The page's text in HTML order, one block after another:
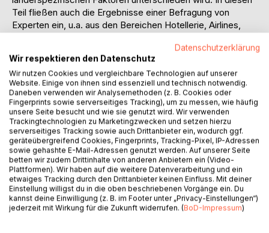
Teil fließen auch die Ergebnisse einer Befragung von
Experten ein, u.a. aus den Bereichen Hotellerie, Airlines,
Organisationen. Bei den länderspezifischen Einflußfaktoren
werden jeweils positive und negative Einflüsse in Bezug
auf die Übernachtungen in Hamburg sowie in Deutschland
angeführt. Eine Übersicht der Vermarktung Hamburgs im
Ausland durch verschiedene Organisationen und
Marketing-Kooperationen zeigt neben bereits bei den
jeweiligen Kapiteln genannten Ansatzpunkten weitere
Möglichkeiten einer besseren Vermarktung Hamburgs.
Inhaltsverzeichnis:Inhaltsverzeichnis:
InhaltsverzeichnisII
TabellenverzeichnisVI
AbbildungsverzeichnisVIII
AbkürzungsverzeichnisIX
Datenschutzerklärung
Wir respektieren den Datenschutz
Wir nutzen Cookies und vergleichbare Technologien auf unserer
Website. Einige von ihnen sind essenziell und technisch notwendig.
Daneben verwenden wir Analysemethoden (z. B. Cookies oder
Fingerprints sowie serverseitiges Tracking), um zu messen, wie häufig
unsere Seite besucht und wie sie genutzt wird. Wir verwenden
Trackingtechnologien zu Marketingzwecken und setzen hierzu
serverseitiges Tracking sowie auch Drittanbieter ein, wodurch ggf.
geräteübergreifend Cookies, Fingerprints, Tracking-Pixel, IP-Adressen
sowie gehashte E-Mail-Adressen genutzt werden. Auf unserer Seite
betten wir zudem Drittinhalte von anderen Anbietern ein (Video-
Plattformen). Wir haben auf die weitere Datenverarbeitung und ein
etwaiges Tracking durch den Drittanbieter keinen Einfluss. Mit deiner
Einstellung willigst du in die oben beschriebenen Vorgänge ein. Du
kannst deine Einwilligung (z. B. im Footer unter „Privacy-Einstellungen“)
jederzeit mit Wirkung für die Zukunft widerrufen. (BoD-Impressum)